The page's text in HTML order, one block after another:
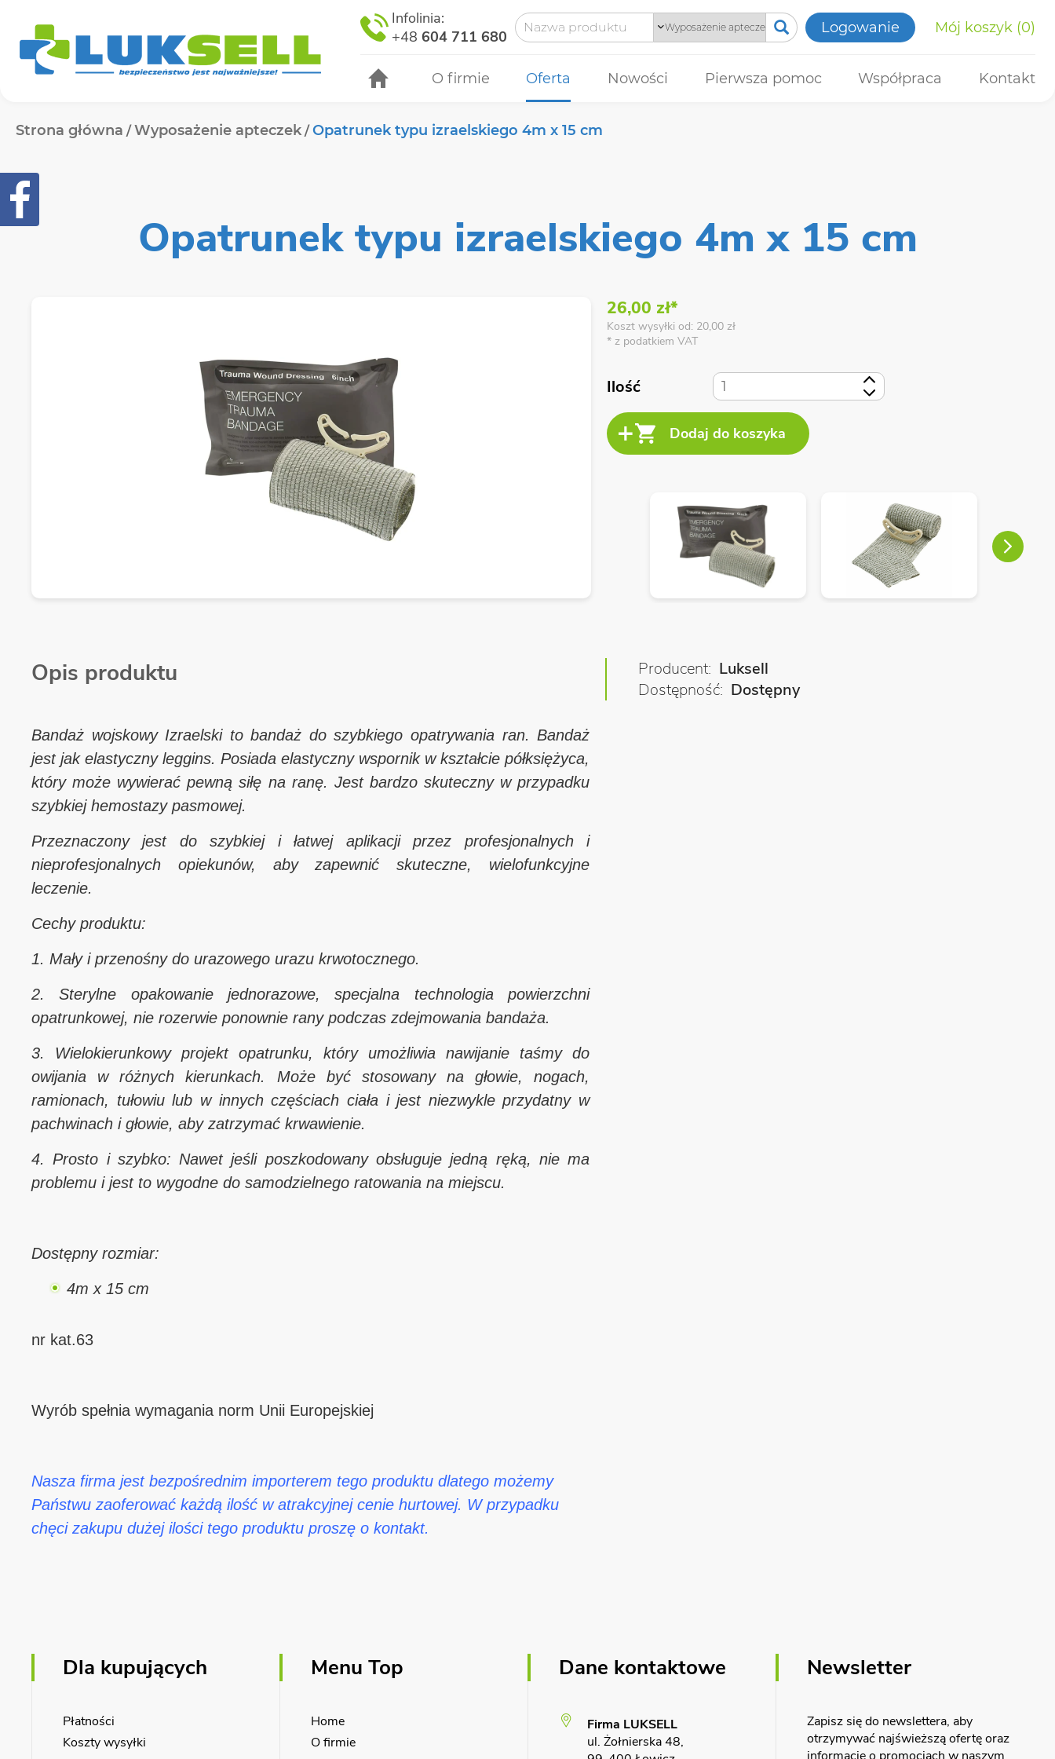
Infolinia:
+48 604 711 680 Logowanie Mój koszyk 0
O firmie Oferta Nowości Pierwsza pomoc Współpraca Kontakt
Strona główna Wyposażenie apteczek Opatrunek typu izraelskiego 4m x 15 cm
Opatrunek typu izraelskiego 4m x 15 cm
26,00 zł*
Koszt wysyłki od: 20,00 zł
* z podatkiem VAT
Ilość
Next
Producent Luksell
Dostępność Dostępny
Opis produktu
Bandaż wojskowy Izraelski to bandaż do szybkiego opatrywania ran. Bandaż
jest jak elastyczny leggins. Posiada elastyczny wspornik w kształcie półksiężyca,
który może wywierać pewną siłę na ranę. Jest bardzo skuteczny w przypadku
szybkiej hemostazy pasmowej.
Przeznaczony jest do szybkiej i łatwej aplikacji przez profesjonalnych i
nieprofesjonalnych opiekunów, aby zapewnić skuteczne, wielofunkcyjne
leczenie.
Cechy produktu:
1. Mały i przenośny do urazowego urazu krwotocznego.
2. Sterylne opakowanie jednorazowe, specjalna technologia powierzchni
opatrunkowej, nie rozerwie ponownie rany podczas zdejmowania bandaża.
3. Wielokierunkowy projekt opatrunku, który umożliwia nawijanie taśmy do
owijania w różnych kierunkach. Może być stosowany na głowie, nogach,
ramionach, tułowiu lub w innych częściach ciała i jest niezwykle przydatny w
pachwinach i głowie, aby zatrzymać krwawienie.
4. Prosto i szybko: Nawet jeśli poszkodowany obsługuje jedną ręką, nie ma
problemu i jest to wygodne do samodzielnego ratowania na miejscu.
Dostępny rozmiar:
4m x 15 cm
nr kat.63
Wyrób spełnia wymagania norm Unii Europejskiej
Nasza firma jest bezpośrednim importerem tego produktu dlatego możemy
Państwu zaoferować każdą ilość w atrakcyjnej cenie hurtowej. W przypadku
chęci zakupu dużej ilości tego produktu proszę o kontakt.
Dla kupujących
Płatności
Koszty wysyłki
Menu Top
Home
O firmie
Dane kontaktowe
Firma LUKSELL
ul. Żołnierska 48,
Newsletter
Zapisz się do newslettera, aby
otrzymywać najświeższą ofertę oraz